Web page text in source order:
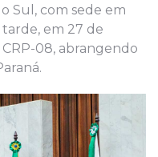
Sul, com sede em
tarde, em 27 de
08, abrangendo